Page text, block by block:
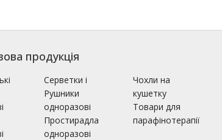
продукція
Серветки і
Рушники
одноразові
Простирадла
одноразові
Чохли на
кушетку
Товари для
парафінотерапії